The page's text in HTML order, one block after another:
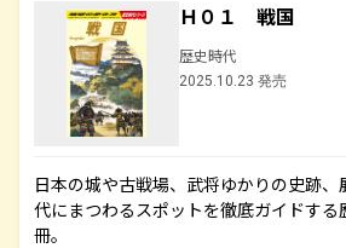
Ｈ０１ 戦国
歴史時代
2025.10.23 発売
日本の城や古戦場、武将ゆかりの史跡
代にまつわるスポットを徹底ガイドす
冊。